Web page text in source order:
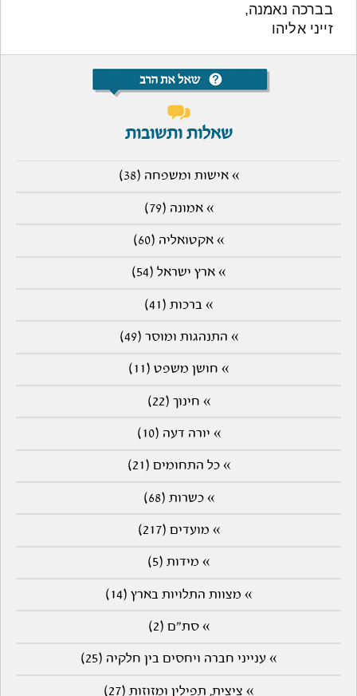
בברכה נאמנה,
זייני אליהו
שאלות ותשובות
» אישות ומשפחה (38)
» אמונה (79)
» אקטואליה (60)
» ארץ ישראל (54)
» ברכות (41)
» התנהגות ומוסר (49)
» חושן משפט (11)
» חינוך (22)
» יורה דעה (10)
» כל התחומים (21)
» כשרות (68)
» מועדים (217)
» מידות (5)
» מצוות התלויות בארץ (14)
» סת"ם (2)
» ענייני חברה ויחסים בין חלקיה (25)
» ציצית, תפילין ומזוזות (27)